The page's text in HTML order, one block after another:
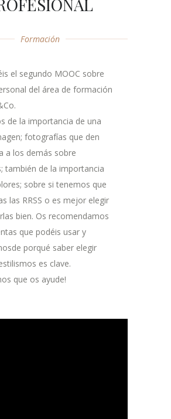
Formación
el segundo MOOC sobre
del área de formación
de la importancia de una
fotografías que den
a los demás sobre
también de la importancia
sobre si tenemos que
las RRSS o es mejor elegir
bien. Os recomendamos
que podéis usar y
porqué saber elegir
es clave.
que os ayude!